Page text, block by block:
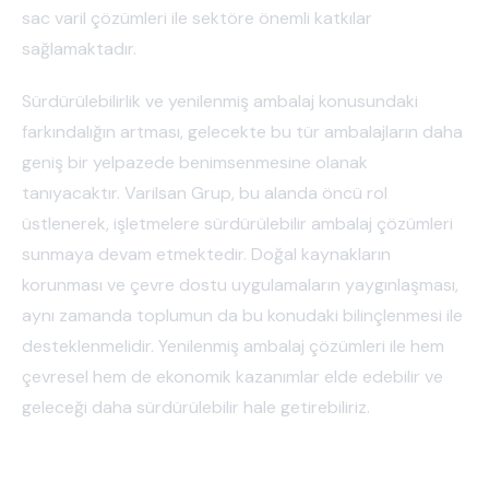
sac varil çözümleri ile sektöre önemli katkılar
sağlamaktadır.
Sürdürülebilirlik ve yenilenmiş ambalaj konusundaki
farkındalığın artması, gelecekte bu tür ambalajların daha
geniş bir yelpazede benimsenmesine olanak
tanıyacaktır. Varilsan Grup, bu alanda öncü rol
üstlenerek, işletmelere sürdürülebilir ambalaj çözümleri
sunmaya devam etmektedir. Doğal kaynakların
korunması ve çevre dostu uygulamaların yaygınlaşması,
aynı zamanda toplumun da bu konudaki bilinçlenmesi ile
desteklenmelidir. Yenilenmiş ambalaj çözümleri ile hem
çevresel hem de ekonomik kazanımlar elde edebilir ve
geleceği daha sürdürülebilir hale getirebiliriz.